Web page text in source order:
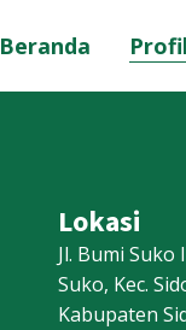
Beranda Profil
Lokasi
Jl. Bumi Suko
Suko, Kec.
Kabupaten